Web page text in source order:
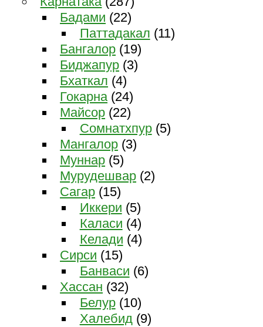
Бадами (22)
Паттадакал (11)
Бангалор (19)
Биджапур (3)
Бхаткал (4)
Гокарна(24)
Майсор (22)
Сомнатхпур(5)
Мангалор (3)
Муннар (5)
Мурудешвар (2)
Сагар (15)
Иккери (5)
Каласи (4)
Келади (4)
Сирси (15)
Банваси (6)
Хассан (32)
Белур(10)
Халебид(9)